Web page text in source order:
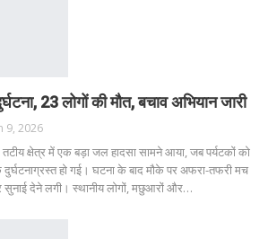
23 लोगों की मौत, बचाव अभियान जारी
9, 2026
क्षेत्र में एक बड़ा जल हादसा सामने आया, जब पर्यटकों को
हो गई। घटना के बाद मौके पर अफरा-तफरी मच
सुनाई देने लगी। स्थानीय लोगों, मछुआरों और…